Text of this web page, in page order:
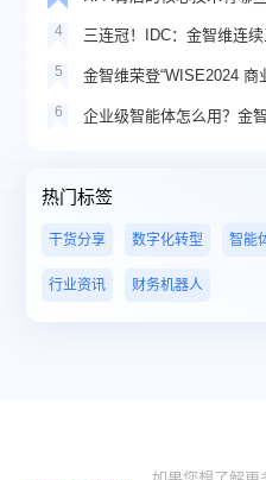
4
5
6
热门标签
干货分享 数字化转型 智能
行业资讯 财务机器人